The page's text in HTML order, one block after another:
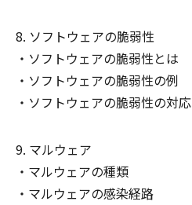
ソフトウェアの脆弱性
ソフトウェアの脆弱性とは
ソフトウェアの脆弱性の例
ソフトウェアの脆弱性の対応
マルウェア
マルウェアの種類
マルウェアの感染経路